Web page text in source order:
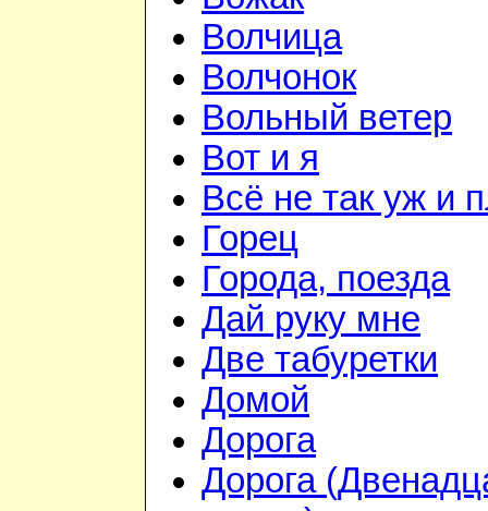
Волчица
Волчонок
Вольный ветер
Вот и я
Всё не так уж и
Горец
Города, поезда
Дай руку мне
Две табуретки
Домой
Дорога
Дорога